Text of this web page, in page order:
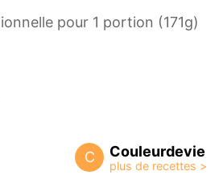
pour 1 portion (171g)
C Couleurdevie